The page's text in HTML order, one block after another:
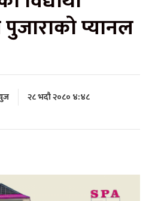
प्यानल
२८ भदौ २०८० ४:४८